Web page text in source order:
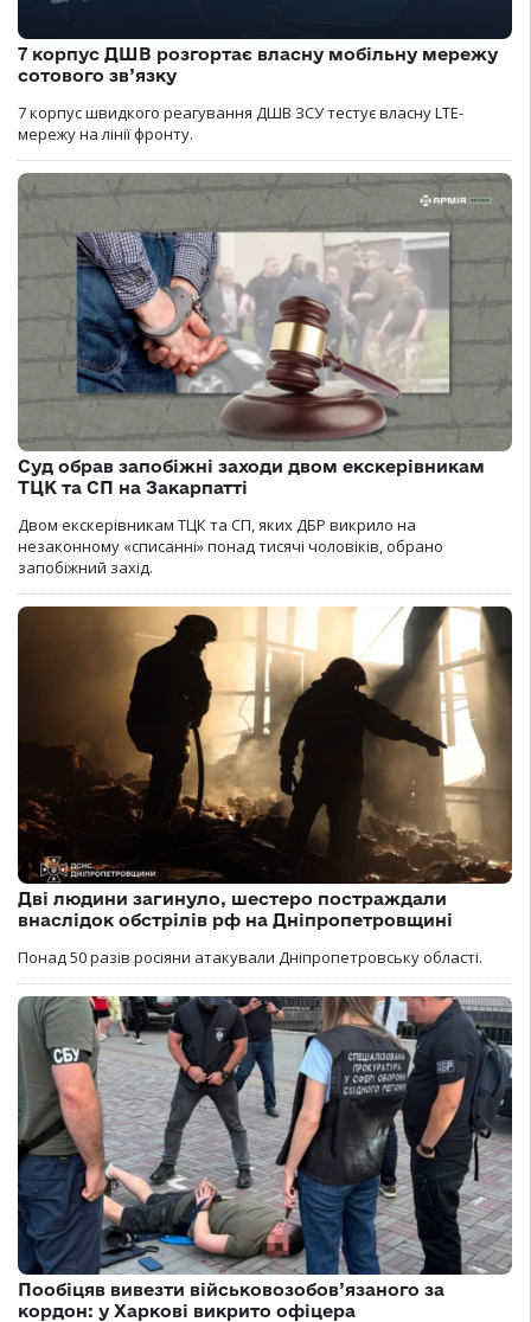
7 корпус ДШВ розгортає власну мобільну мережу
сотового зв’язку
7 корпус швидкого реагування ДШВ ЗСУ тестує власну LTE-
мережу на лінії фронту.
Суд обрав запобіжні заходи двом екскерівникам
ТЦК та СП на Закарпатті
Двом екскерівникам ТЦК та СП, яких ДБР викрило на
незаконному «списанні» понад тисячі чоловіків, обрано
запобіжний захід.
Дві людини загинуло, шестеро постраждали
внаслідок обстрілів рф на Дніпропетровщині
Понад 50 разів росіяни атакували Дніпропетровську області.
Пообіцяв вивезти військовозобов’язаного за
кордон: у Харкові викрито офіцера